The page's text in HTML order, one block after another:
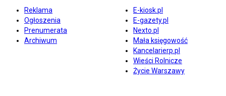
Reklama
Ogłoszenia
Prenumerata
Archiwum
E-kiosk.pl
E-gazety.pl
Nexto.pl
Mała księgowość
Kancelarierp.pl
Wieści Rolnicze
Życie Warszawy